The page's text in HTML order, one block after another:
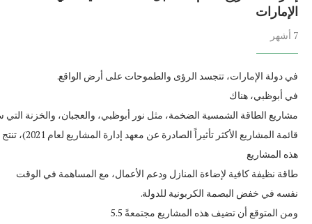
الإمارات
7 أشهر
في دولة الإمارات، تتجسد الرؤى والطموحات على أرض الواقع.
في أبوظبي، هناك
مشاريع الطاقة الشمسية الضخمة، مثل نور أبوظبي، والعجبان، والخزنة
قائمة المشاريع الأكثر تأثيراً الصادرة عن معهد إدارة المشاريع لعام 2021)، تنتج
هذه المشاريع
طاقة نظيفة كافية لإضاءة المنازل ودعم الأعمال، مع المساهمة في الوقت
نفسه في خفض البصمة الكربونية للدولة.
ومن المتوقع أن تضيف هذه المشاريع مجتمعةً 5.5